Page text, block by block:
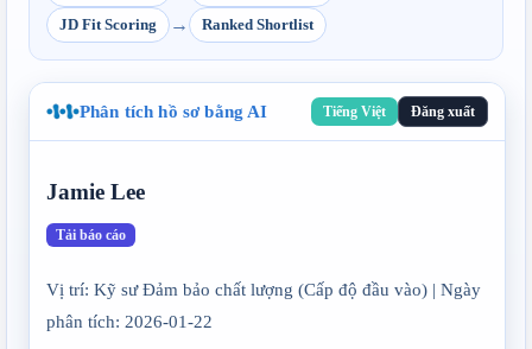
JD Fit Scoring → Ranked Shortlist
Phân tích hồ sơ bằng AI Tiếng Việt Đăng xuất
Jamie Lee
Tải báo cáo
Vị trí: Kỹ sư Đảm bảo chất lượng (Cấp độ đầu vào) | Ngày
phân tích: 2026-01-22